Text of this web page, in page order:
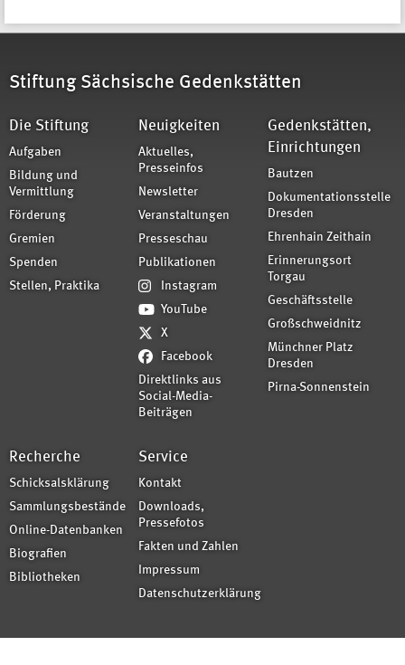
Stiftung Sächsische Gedenkstätten
Die Stiftung
Aufgaben
Bildung und
Vermittlung
Förderung
Gremien
Spenden
Stellen, Praktika
Neuigkeiten
Aktuelles,
Presseinfos
Newsletter
Veranstaltungen
Presseschau
Publikationen
Instagram
YouTube
X
Facebook
Direktlinks aus
Social-Media-
Beiträgen
Gedenkstätten,
Einrichtungen
Bautzen
Dokumentationsstelle
Dresden
Ehrenhain Zeithain
Erinnerungsort
Torgau
Geschäftsstelle
Großschweidnitz
Münchner Platz
Dresden
Pirna-Sonnenstein
Recherche
Schicksalsklärung
Sammlungsbestände
Online-Datenbanken
Biografien
Bibliotheken
Service
Kontakt
Downloads,
Pressefotos
Fakten und Zahlen
Impressum
Datenschutzerklärung